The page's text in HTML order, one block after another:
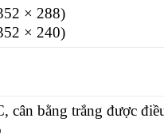
× 288)
× 240)
cân bằng trắng được